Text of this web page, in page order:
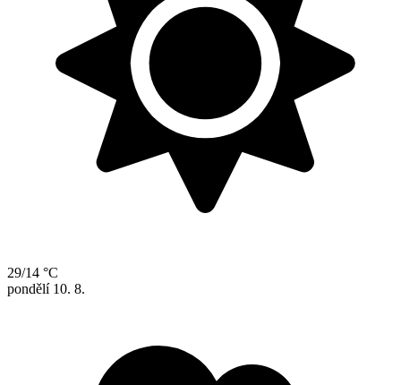
29/14 °C
pondělí 10. 8.